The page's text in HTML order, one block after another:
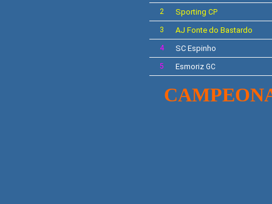
2 Sporting CP
3 AJ Fonte do Bastardo
4 SC Espinho
5 Esmoriz GC